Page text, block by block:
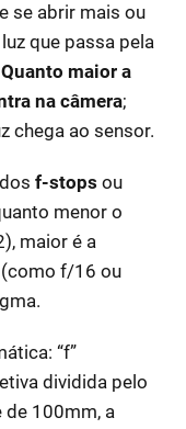
se abrir mais ou
que passa pela
Quanto maior a
na câmera;
chega ao sensor.
f-stops ou
menor o
maior é a
f/16 ou
“f”
dividida pelo
de 100mm, a